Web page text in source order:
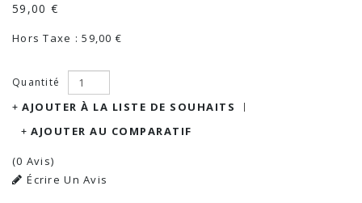
59,00 €
Hors Taxe : 59,00 €
Quantité
AJOUTER À LA LISTE DE SOUHAITS
AJOUTER AU COMPARATIF
(0 Avis)
Écrire Un Avis